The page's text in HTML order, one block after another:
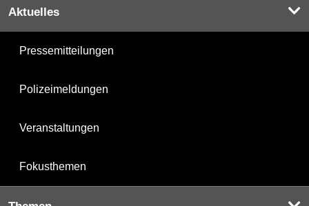
Aktuelles
Pressemitteilungen
Polizeimeldungen
Veranstaltungen
Fokusthemen